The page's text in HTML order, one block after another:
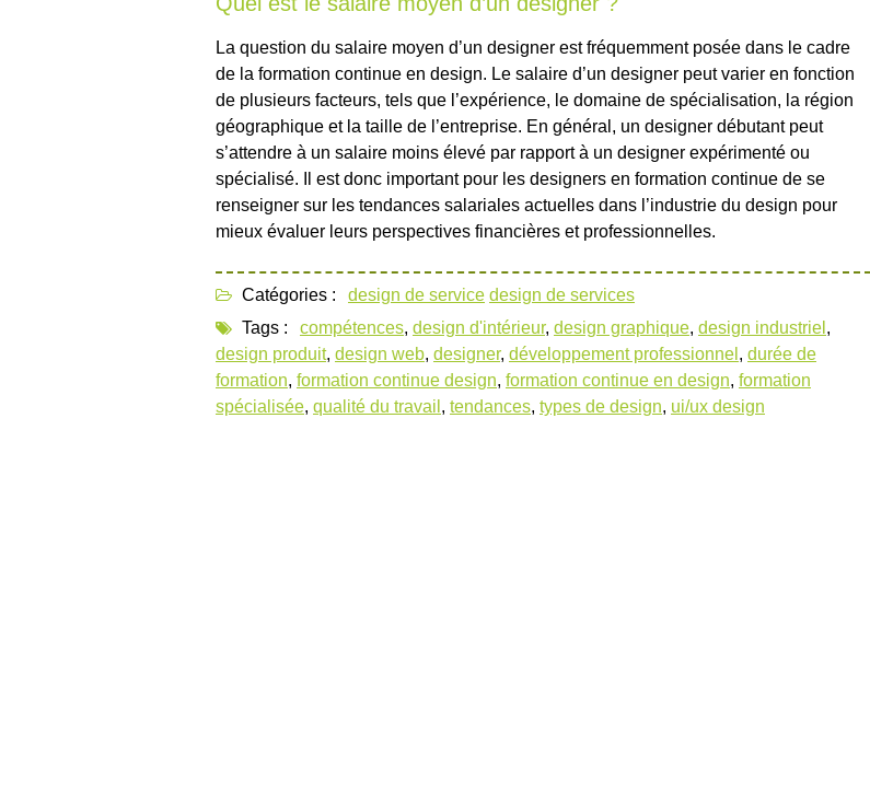
La question du salaire moyen d’un designer est fréquemment posée dans le cadre
de la formation continue en design. Le salaire d’un designer peut varier en fonction
de plusieurs facteurs, tels que l’expérience, le domaine de spécialisation, la région
géographique et la taille de l’entreprise. En général, un designer débutant peut
s’attendre à un salaire moins élevé par rapport à un designer expérimenté ou
spécialisé. Il est donc important pour les designers en formation continue de se
renseigner sur les tendances salariales actuelles dans l’industrie du design pour
mieux évaluer leurs perspectives financières et professionnelles.
Catégories : design de service design de services
Tags :
compétences, design d'intérieur, design graphique, design industriel ,
design produit, design web, designer, développement professionnel , durée de
formation, formation continue design, formation continue en design, formation
spécialisée, qualité du travail , tendances, types de design, ui/ux design